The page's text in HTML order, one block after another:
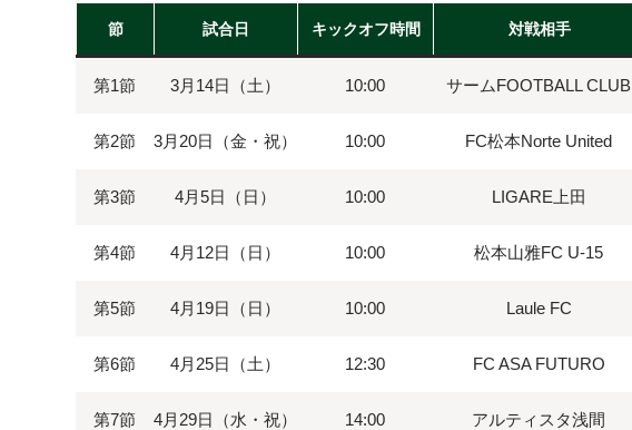
節 試合日 キックオフ時間 対戦相手
第1節 3月14日（土） 10:00 サームFOOTBALL CLUB
第2節 3月20日（金・祝） 10:00 FC松本Norte United
第3節 4月5日（日） 10:00 LIGARE上田
第4節 4月12日（日） 10:00 松本山雅FC U-15
第5節 4月19日（日） 10:00 Laule FC
第6節 4月25日（土） 12:30 FC ASA FUTURO
第7節 4月29日（水・祝） 14:00 アルティスタ浅間